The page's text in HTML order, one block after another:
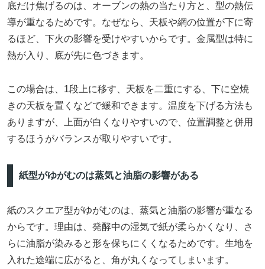
底だけ焦げるのは、オーブンの熱の当たり方と、型の熱伝
導が重なるためです。なぜなら、天板や網の位置が下に寄
るほど、下火の影響を受けやすいからです。金属型は特に
熱が入り、底が先に色づきます。
この場合は、1段上に移す、天板を二重にする、下に空焼
きの天板を置くなどで緩和できます。温度を下げる方法も
ありますが、上面が白くなりやすいので、位置調整と併用
するほうがバランスが取りやすいです。
紙型がゆがむのは蒸気と油脂の影響がある
紙のスクエア型がゆがむのは、蒸気と油脂の影響が重なる
からです。理由は、発酵中の湿気で紙が柔らかくなり、さ
らに油脂が染みると形を保ちにくくなるためです。生地を
入れた途端に広がると、角が丸くなってしまいます。